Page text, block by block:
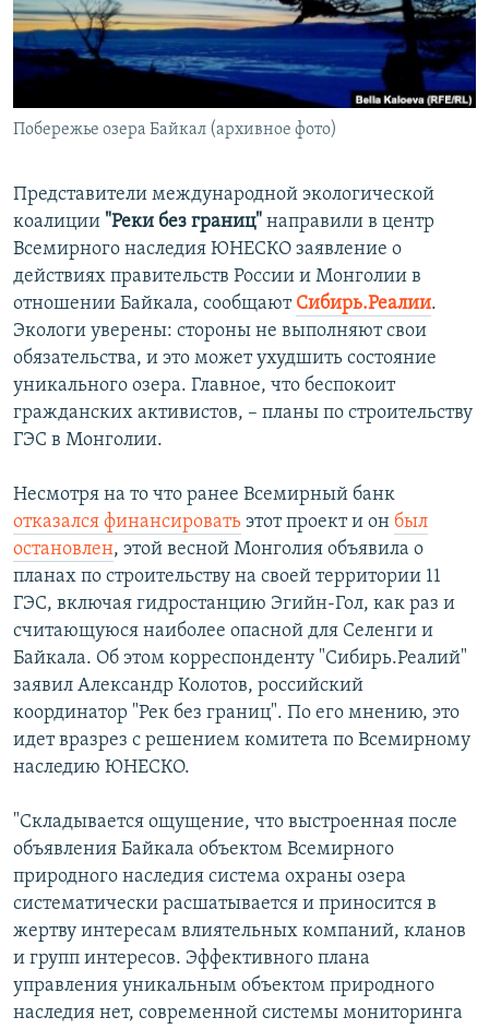
ПОБЕДИТЕЛЕЙ НЕ СУДЯТ?
КРЫМ.НЕПОКОРЕННЫЙ
УКРАИНСКАЯ ПРОБЛЕМА КРЫМА
ПРИСОЕДИНЯЙТЕСЬ!
Побережье озера Байкал (архивное фото)
Представители международной экологической
коалиции "Реки без границ" направили в центр
Всемирного наследия ЮНЕСКО заявление о
действиях правительств России и Монголии в
отношении Байкала, сообщают Сибирь.Реалии.
Экологи уверены: стороны не выполняют свои
обязательства, и это может ухудшить состояние
уникального озера. Главное, что беспокоит
гражданских активистов, – планы по строительству
ГЭС в Монголии.
Несмотря на то что ранее Всемирный банк
отказался финансировать этот проект и он был
остановлен, этой весной Монголия объявила о
планах по строительству на своей территории 11
ГЭС, включая гидростанцию Эгийн-Гол, как раз и
считающуюся наиболее опасной для Селенги и
Байкала. Об этом корреспонденту "Сибирь.Реалий"
заявил Александр Колотов, российский
координатор "Рек без границ". По его мнению, это
идет вразрез с решением комитета по Всемирному
наследию ЮНЕСКО.
"Складывается ощущение, что выстроенная после
объявления Байкала объектом Всемирного
природного наследия система охраны озера
систематически расшатывается и приносится в
жертву интересам влиятельных компаний, кланов
и групп интересов. Эффективного плана
управления уникальным объектом природного
наследия нет, современной системы мониторинга